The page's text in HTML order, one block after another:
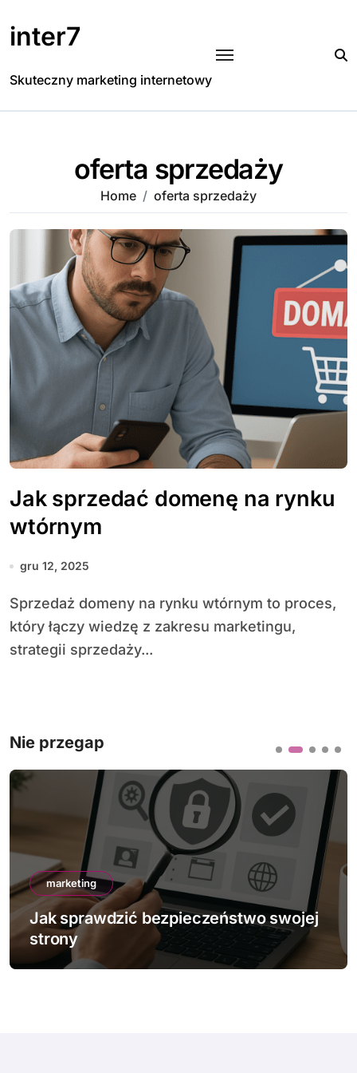
to
content
inter7
Skuteczny marketing internetowy
oferta sprzedaży
Home oferta sprzedaży
Jak sprzedać domenę na rynku
wtórnym
gru 12, 2025
Sprzedaż domeny na rynku wtórnym to proces,
który łączy wiedzę z zakresu marketingu,
strategii sprzedaży...
Nie przegap
marketing
Jak sprawdzić bezpieczeństwo swojej
strony